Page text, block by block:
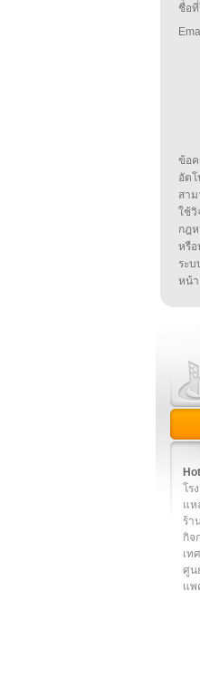
ชื่อ
ข้อ
อัต
สา
ใช้
กฎ
หรือ
ระ
หน้
โร
แห
ร้า
กิจ
เท
ศูน
แพ